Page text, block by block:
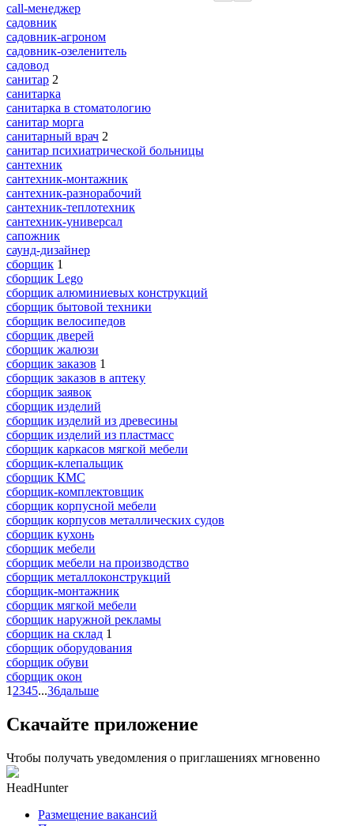
сall-менеджер
садовник
садовник-агроном
садовник-озеленитель
садовод
санитар 2
санитарка
санитарка в стоматологию
санитар морга
санитарный врач 2
санитар психиатрической больницы
сантехник
сантехник-монтажник
сантехник-разнорабочий
сантехник-теплотехник
сантехник-универсал
сапожник
саунд-дизайнер
сборщик 1
сборщик Lego
сборщик алюминиевых конструкций
сборщик бытовой техники
сборщик велосипедов
сборщик дверей
сборщик жалюзи
сборщик заказов 1
сборщик заказов в аптеку
сборщик заявок
сборщик изделий
сборщик изделий из древесины
сборщик изделий из пластмасс
сборщик каркасов мягкой мебели
сборщик-клепальщик
сборщик КМС
сборщик-комплектовщик
сборщик корпусной мебели
сборщик корпусов металлических судов
сборщик кухонь
сборщик мебели
сборщик мебели на производство
сборщик металлоконструкций
сборщик-монтажник
сборщик мягкой мебели
сборщик наружной рекламы
сборщик на склад 1
сборщик оборудования
сборщик обуви
сборщик окон
1 2345...36дальше
Скачайте приложение
Чтобы получать уведомления о приглашениях мгновенно
HeadHunter
Размещение вакансий